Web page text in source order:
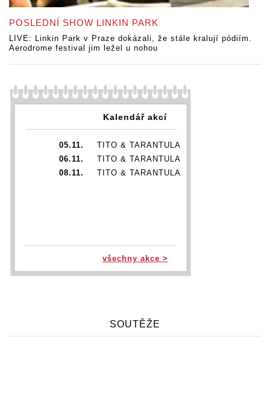
POSLEDNÍ SHOW LINKIN PARK
LIVE: Linkin Park v Praze dokázali, že stále kralují pódiím.
Aerodrome festival jim ležel u nohou
Kalendář akcí
05.11.
TITO & TARANTULA
06.11.
TITO & TARANTULA
08.11.
TITO & TARANTULA
všechny akce >
SOUTĚŽE